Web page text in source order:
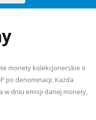
monety kolekcjonerskie o
po denominacji. Każda
w dniu emisji danej monety,